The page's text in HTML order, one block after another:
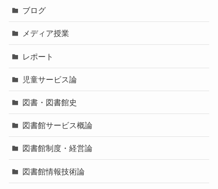
ブログ
メディア授業
レポート
児童サービス論
図書・図書館史
図書館サービス概論
図書館制度・経営論
図書館情報技術論